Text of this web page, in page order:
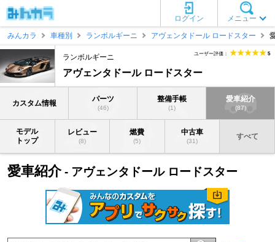
メニュー
ログイン
みんカラ
車種別 ランボルギーニ アヴェンタドール ロードスター
ランボルギーニ
アヴェンタドール ロードスター
ユーザー評価： 5
カスタム情報 パーツ
(46)
整備手帳
(1)
愛車紹介
(87)
モデル
トップ
レビュー
(8)
燃費
(5)
中古車
(31)
すべて
愛車紹介- アヴェンタドール ロードスター